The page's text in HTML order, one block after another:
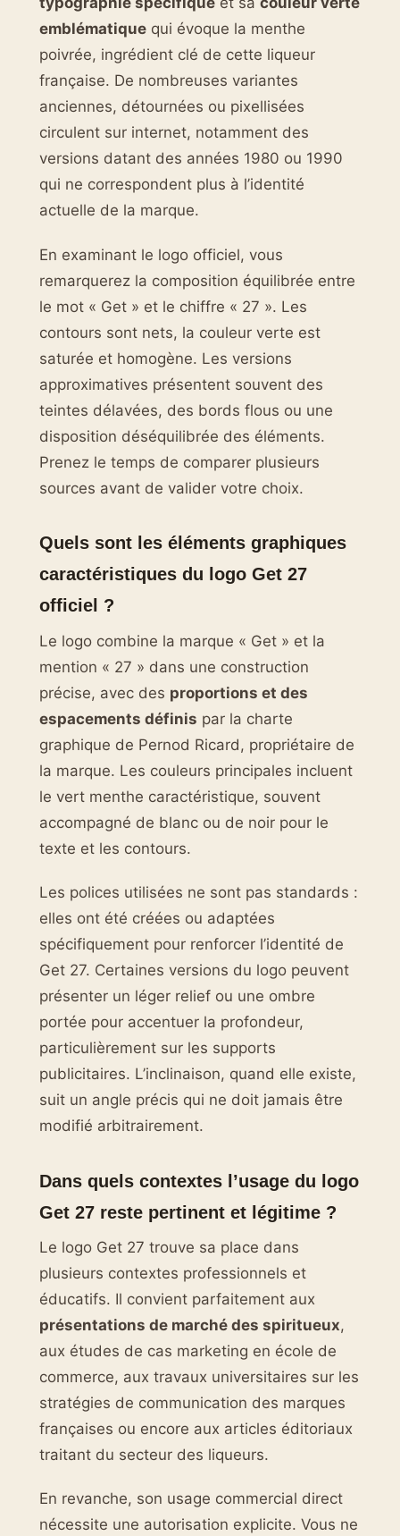
emblématique qui évoque la menthe
poivrée, ingrédient clé de cette liqueur
française. De nombreuses variantes
anciennes, détournées ou pixellisées
circulent sur internet, notamment des
versions datant des années 1980 ou 1990
qui ne correspondent plus à l’identité
actuelle de la marque.
En examinant le logo officiel, vous
remarquerez la composition équilibrée entre
le mot « Get » et le chiffre « 27 ». Les
contours sont nets, la couleur verte est
saturée et homogène. Les versions
approximatives présentent souvent des
teintes délavées, des bords flous ou une
disposition déséquilibrée des éléments.
Prenez le temps de comparer plusieurs
sources avant de valider votre choix.
Quels sont les éléments graphiques
caractéristiques du logo Get 27
officiel ?
Le logo combine la marque « Get » et la
mention « 27 » dans une construction
précise, avec des proportions et des
espacements définis par la charte
graphique de Pernod Ricard, propriétaire de
la marque. Les couleurs principales incluent
le vert menthe caractéristique, souvent
accompagné de blanc ou de noir pour le
texte et les contours.
Les polices utilisées ne sont pas standards :
elles ont été créées ou adaptées
spécifiquement pour renforcer l’identité de
Get 27. Certaines versions du logo peuvent
présenter un léger relief ou une ombre
portée pour accentuer la profondeur,
particulièrement sur les supports
publicitaires. L’inclinaison, quand elle existe,
suit un angle précis qui ne doit jamais être
modifié arbitrairement.
Dans quels contextes l’usage du logo
Get 27 reste pertinent et légitime ?
Le logo Get 27 trouve sa place dans
plusieurs contextes professionnels et
éducatifs. Il convient parfaitement aux
présentations de marché des spiritueux,
aux études de cas marketing en école de
commerce, aux travaux universitaires sur les
stratégies de communication des marques
françaises ou encore aux articles éditoriaux
traitant du secteur des liqueurs.
En revanche, son usage commercial direct
nécessite une autorisation explicite. Vous ne